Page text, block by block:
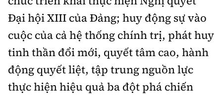
Đại hội XIII của Đảng; huy động sự vào
cuộc của cả hệ thống chính trị, phát huy
tinh thần đổi mới, quyết tâm cao, hành
động quyết liệt, tập trung nguồn lực
thực hiện hiệu quả ba đột phá chiến